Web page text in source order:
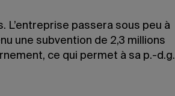
L’entreprise passera sous peu à
une subvention de 2,3 millions
ce qui permet à sa p.-d.g.